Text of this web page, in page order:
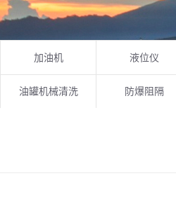
加油机 液位仪
油罐机械清洗 防爆阻隔